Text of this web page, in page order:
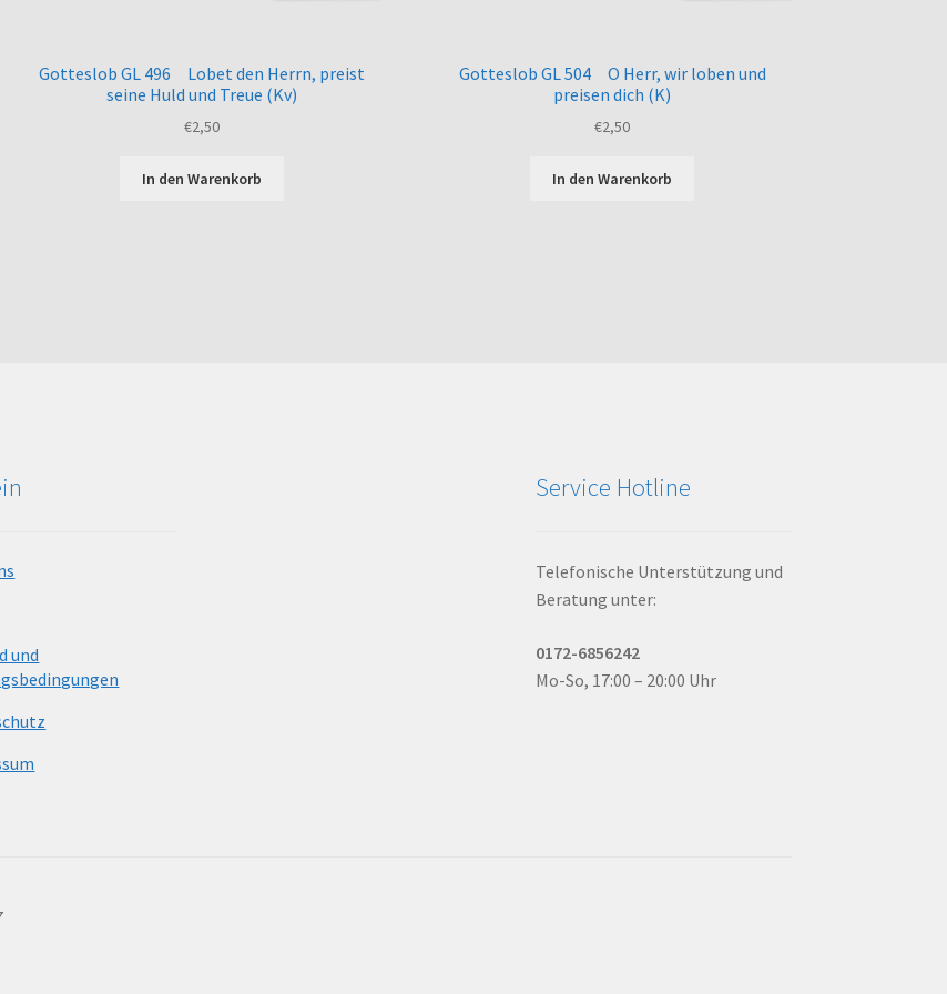
Gotteslob GL 496 Lobet den Herrn, preist
seine Huld und Treue (Kv)
€2,50
In den Warenkorb
Gotteslob GL 504 O Herr, wir loben und
preisen dich (K)
€2,50
In den Warenkorb
und
Service Hotline
Telefonische Unterstützung und
Beratung unter:
0172-6856242
Mo-So, 17:00 – 20:00 Uhr